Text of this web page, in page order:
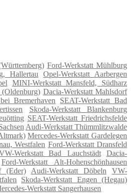
Ford-Werkstatt Mühlburg
Hallertau
Opel-Werkstatt Aarbergen
MINI-Werkstatt Mansfeld, Südharz
(Oldenburg) Dacia-Werkstatt Mahlsdorf
Bremerhaven
SEAT-Werkstatt Bad
Skoda-Werkstatt Blankenburg
SEAT-Werkstatt Friedrichsfelde
Audi-Werkstatt Thümmlitzwalde
Mercedes-Werkstatt Gardelegen
Westfalen Ford-Werkstatt Dransfeld
Werkstatt Bad Lauchstädt
Dacia-
Ford-Werkstatt Alt-Hohenschönhausen
(Eder)
Audi-Werkstatt Döbeln
VW-
Skoda-Werkstatt Engen (Hegau)
Werkstatt Sangerhausen